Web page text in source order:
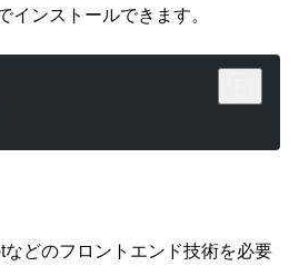
ンストールできます。
どのフロントエンド技術を必要